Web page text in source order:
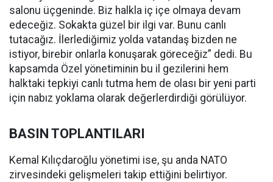
salonu üçgeninde. Biz halkla iç içe olmaya devam
edeceğiz. Sokakta güzel bir ilgi var. Bunu canlı
tutacağız. İlerlediğimiz yolda vatandaş bizden ne
istiyor, birebir onlarla konuşarak göreceğiz” dedi. Bu
kapsamda Özel yönetiminin bu il gezilerini hem
halktaki tepkiyi canlı tutma hem de olası bir yeni parti
için nabız yoklama olarak değerlerdirdiği görülüyor.
BASIN TOPLANTILARI
Kemal Kılıçdaroğlu yönetimi ise, şu anda NATO
zirvesindeki gelişmeleri takip ettiğini belirtiyor.